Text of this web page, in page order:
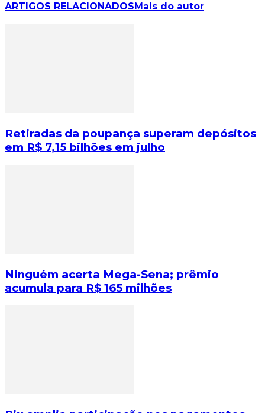
ARTIGOS RELACIONADOSMais do autor
Retiradas da poupança superam depósitos
em R$ 7,15 bilhões em julho
Ninguém acerta Mega-Sena; prêmio
acumula para R$ 165 milhões